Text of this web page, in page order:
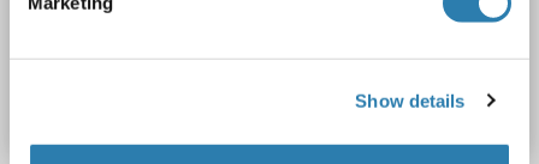
Show details
Produktnummer ABIN7226608
Details